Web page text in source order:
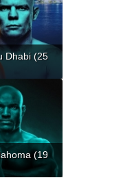
Dhabi (25
(19